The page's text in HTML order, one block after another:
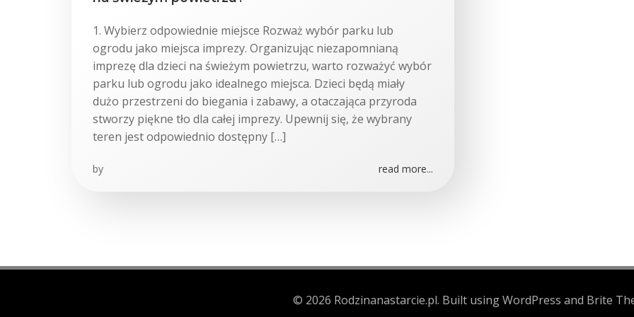
1. Wybierz odpowiednie miejsce Rozważ wybór parku lub
ogrodu jako miejsca imprezy. Organizując niezapomnianą
imprezę dla dzieci na świeżym powietrzu, warto rozważyć wybór
parku lub ogrodu jako idealnego miejsca. Dzieci będą miały
dużo przestrzeni do biegania i zabawy, a otaczająca przyroda
stworzy piękne tło dla całej imprezy. Upewnij się, że wybrany
teren jest odpowiednio dostępny […]
by read more...
© 2026 Rodzinanastarcie.pl. Built using WordPress and Brite